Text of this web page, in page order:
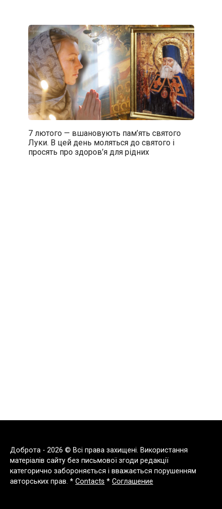
7 лютого — вшановують пам’ять святого
Луки. В цей день моляться до святого і
просять про здоров’я для рідних
Доброта - 2026 © Всі права захищені. Використання
матеріалів сайту без письмової згоди редакції
категорично забороняється і вважається порушенням
авторських прав. * Contacts * Соглашение